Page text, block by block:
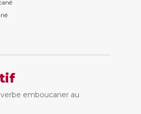
é
é
emboucaner au